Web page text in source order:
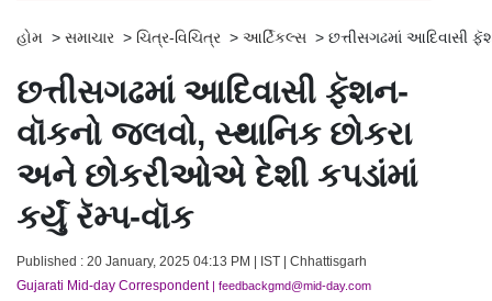
હોમ > સમાચાર > ચિત્ર-વિચિત્ર > આર્ટિકલ્સ > છત્તીસગઢમાં આદિવાસી
છત્તીસગઢમાં આદિવાસી ફૅશન-
વૉકનો જલવો, સ્થાનિક છોકરા
અને છોકરીઓએ દેશી કપડાંમાં
કર્યું રૅમ્પ-વૉક
Published : 20 January, 2025 04:13 PM | IST | Chhattisgarh
Gujarati Mid-day Correspondent| feedbackgmd@mid-day.com